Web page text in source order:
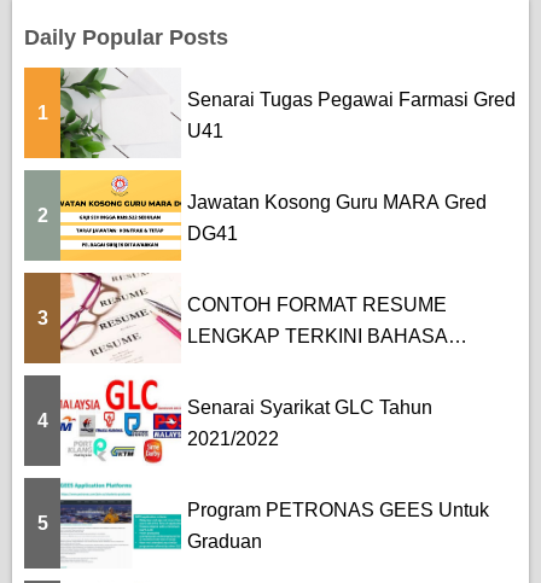
Daily Popular Posts
1
Senarai Tugas Pegawai Farmasi Gred
U41
2
Jawatan Kosong Guru MARA Gred
DG41
3
CONTOH FORMAT RESUME
LENGKAP TERKINI BAHASA
4
Senarai Syarikat GLC Tahun
2021/2022
5
Program PETRONAS GEES Untuk
Graduan